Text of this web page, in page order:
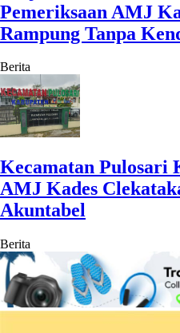
Pemeriksaan AMJ
Rampung Tanpa
Berita
Kecamatan Pulosari
AMJ Kades
Akuntabel
Berita